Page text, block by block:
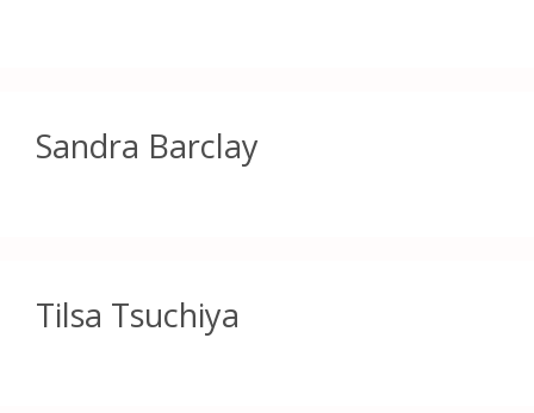
Sandra Barclay
Tilsa Tsuchiya